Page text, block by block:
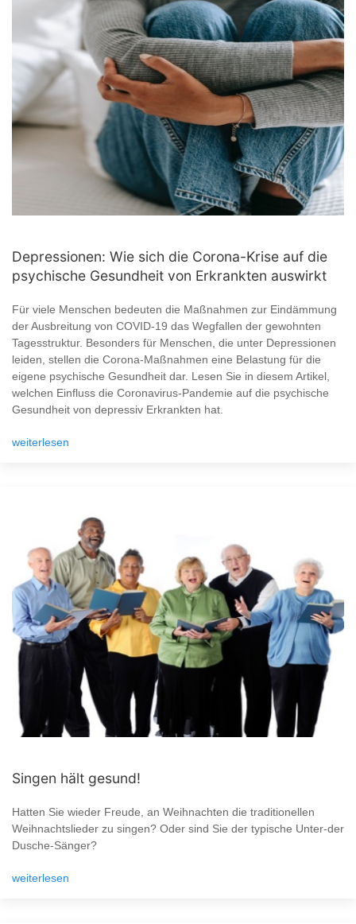
Depressionen: Wie sich die Corona-Krise auf die
psychische Gesundheit von Erkrankten auswirkt
Für viele Menschen bedeuten die Maßnahmen zur Eindämmung
der Ausbreitung von COVID-19 das Wegfallen der gewohnten
Tagesstruktur. Besonders für Menschen, die unter Depressionen
leiden, stellen die Corona-Maßnahmen eine Belastung für die
eigene psychische Gesundheit dar. Lesen Sie in diesem Artikel,
welchen Einfluss die Coronavirus-Pandemie auf die psychische
Gesundheit von depressiv Erkrankten hat.
weiterlesen
Singen hält gesund!
Hatten Sie wieder Freude, an Weihnachten die traditionellen
Weihnachtslieder zu singen? Oder sind Sie der typische Unter-der
Dusche-Sänger?
weiterlesen